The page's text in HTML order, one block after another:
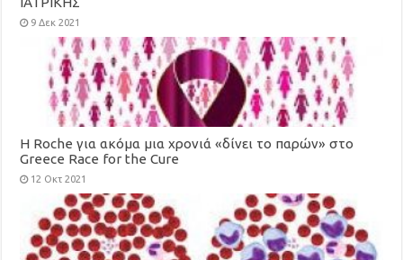
9 Δεκ 2021
H Roche για ακόμα μια χρονιά «δίνει το παρών» στο
Greece Race for the Cure
12 Οκτ 2021